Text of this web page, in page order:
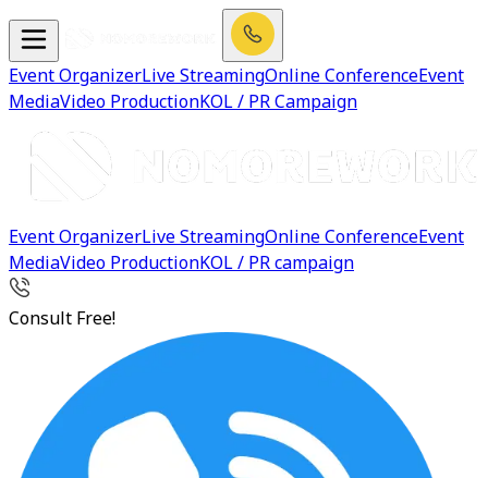
Event OrganizerLive StreamingOnline ConferenceEvent
MediaVideo ProductionKOL / PR Campaign
Event OrganizerLive StreamingOnline ConferenceEvent
MediaVideo ProductionKOL / PR campaign
Consult Free!